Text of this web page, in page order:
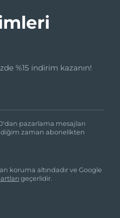
%15 indirim kazanın!
pazarlama mesajları
zaman abonelikten
koruma altındadır ve Google
geçerlidir.